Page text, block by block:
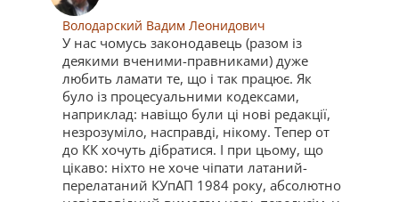
Володарский Вадим Леонидович
У нас чомусь законодавець (разом із
деякими вченими-правниками) дуже
любить ламати те, що і так працює. Як
було із процесуальними кодексами,
наприклад: навіщо були ці нові редакції,
незрозуміло, насправді, нікому. Тепер от
до КК хочуть дібратися. І при цьому, що
цікаво: ніхто не хоче чіпати латаний-
перелатаний КУпАП 1984 року, абсолютно